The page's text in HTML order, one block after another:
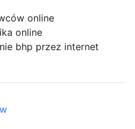
online
online
bhp przez internet